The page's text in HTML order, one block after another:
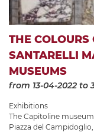
THE
SANTARELLI
MUSEUMS
from 13-04-2022 to
Exhibitions
The Capitoline
Piazza del Campidoglio,